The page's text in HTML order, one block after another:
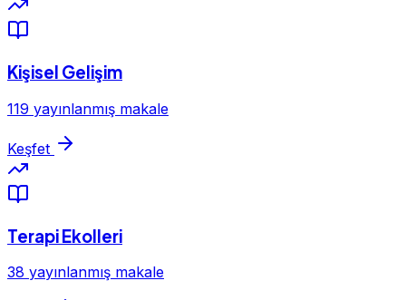
Kişisel Gelişim
119 yayınlanmış makale
Keşfet
Terapi Ekolleri
38 yayınlanmış makale